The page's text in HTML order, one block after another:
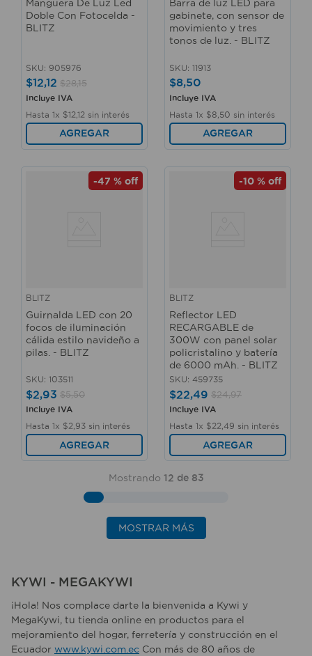
Manguera De Luz Led
Doble Con Fotocelda -
BLITZ
SKU: 905976
$12,12 $28,15
Incluye IVA
Hasta 1x $1212 sin interés
AGREGAR
Barra de luz LED para
gabinete, con sensor de
movimiento y tres
tonos de luz. - BLITZ
SKU: 11913
$8,50
Incluye IVA
Hasta 1x $8 50 sin interés
AGREGAR
-47 % off
BLITZ
Guirnalda LED con 20
focos de iluminación
cálida estilo navideño a
pilas. - BLITZ
SKU: 103511
$2,93 $5,50
Incluye IVA
Hasta 1x $2 93 sin interés
AGREGAR
-10 % off
BLITZ
Reflector LED
RECARGABLE de
300W con panel solar
policristalino y batería
de 6000 mAh. - BLITZ
SKU: 459735
$22,49 $24,97
Incluye IVA
Hasta 1x $22 49 sin interés
AGREGAR
Mostrando 12 de 83
MOSTRAR MÁS
KYWI - MEGAKYWI
¡Hola! Nos complace darte la bienvenida a Kywi y
MegaKywi, tu tienda online en productos para el
mejoramiento del hogar, ferretería y construcción en el
Ecuador www.kywi.com.ec Con más de 80 años de